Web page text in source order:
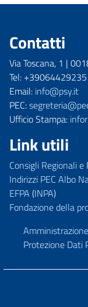
Contatti
Via Toscana, 1 |
Tel:
Email: info@psy.it
PEC:
Ufficio Stampa:
Link utili
Consigli Regionali e
Indirizzi PEC Albo
EFPA (INPA)
Fondazione della
Protezione Dati